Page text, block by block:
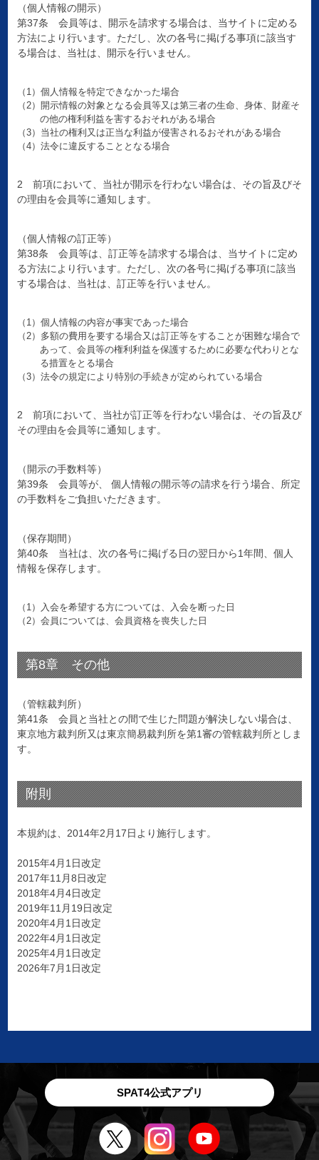
（個人情報の開示）
第37条 会員等は、開示を請求する場合は、当サイトに定める
方法により行います。ただし、次の各号に掲げる事項に該当す
る場合は、当社は、開示を行いません。
（1）個人情報を特定できなかった場合
（2）開示情報の対象となる会員等又は第三者の生命、身体、財産そ
の他の権利利益を害するおそれがある場合
（3）当社の権利又は正当な利益が侵害されるおそれがある場合
（4）法令に違反することとなる場合
2 前項において、当社が開示を行わない場合は、その旨及びそ
の理由を会員等に通知します。
（個人情報の訂正等）
第38条 会員等は、訂正等を請求する場合は、当サイトに定め
る方法により行います。ただし、次の各号に掲げる事項に該当
する場合は、当社は、訂正等を行いません。
（1）個人情報の内容が事実であった場合
（2）多額の費用を要する場合又は訂正等をすることが困難な場合で
あって、会員等の権利利益を保護するために必要な代わりとな
る措置をとる場合
（3）法令の規定により特別の手続きが定められている場合
2 前項において、当社が訂正等を行わない場合は、その旨及び
その理由を会員等に通知します。
（開示の手数料等）
第39条 会員等が、 個人情報の開示等の請求を行う場合、所定
の手数料をご負担いただきます。
（保存期間）
第40条 当社は、次の各号に掲げる日の翌日から1年間、個人
情報を保存します。
（1）入会を希望する方については、入会を断った日
（2）会員については、会員資格を喪失した日
第8章 その他
（管轄裁判所）
第41条 会員と当社との間で生じた問題が解決しない場合は、
東京地方裁判所又は東京簡易裁判所を第1審の管轄裁判所としま
す。
附則
本規約は、2014年2月17日より施行します。
2015年4月1日改定
2017年11月8日改定
2018年4月4日改定
2019年11月19日改定
2020年4月1日改定
2022年4月1日改定
2025年4月1日改定
2026年7月1日改定
SPAT4公式アプリ